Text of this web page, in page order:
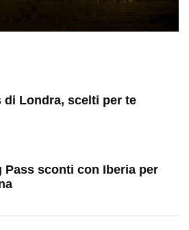
Londra, scelti per te
Pass sconti con Iberia per